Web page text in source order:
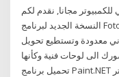
مجانا, نقدم لكم
النسخة الجديد لبرنامج FotoSketcher الرائع في أعمال تحويل الصور
معدودة وتستطيع تحويل
الى لوحات فنية وكأنها
تحميل برنامج Paint.NET للرسم على الكمبيوتر تحميل برامج كمبيوتر